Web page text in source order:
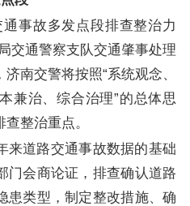
事故多发点段排查整治力
交通警察支队交通肇事处理
南交警将按照“系统观念、
兼治、综合治理”的总体思
整治重点。
来道路交通事故数据的基础
门会商论证，排查确认道路
患类型，制定整改措施、确